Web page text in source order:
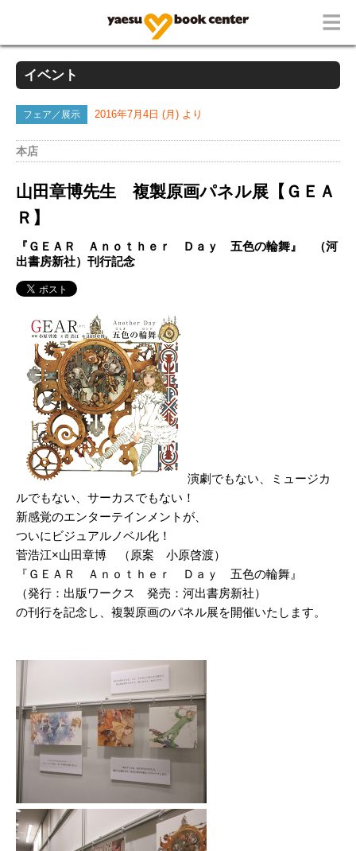
イベント
フェア／展示 2016年7月4日 (月) より
本店
山田章博先生 複製原画パネル展【ＧＥＡ
Ｒ】
『ＧＥＡＲ Ａｎｏｔｈｅｒ Ｄａｙ 五色の輪舞』 （河
出書房新社）刊行記念
演劇でもない、ミュージカ
ルでもない、サーカスでもない！
新感覚のエンターテインメントが、
ついにビジュアルノベル化！
菅浩江×山田章博 （原案 小原啓渡）
『ＧＥＡＲ Ａｎｏｔｈｅｒ Ｄａｙ 五色の輪舞』
（発行：出版ワークス 発売：河出書房新社）
の刊行を記念し、複製原画のパネル展を開催いたします。